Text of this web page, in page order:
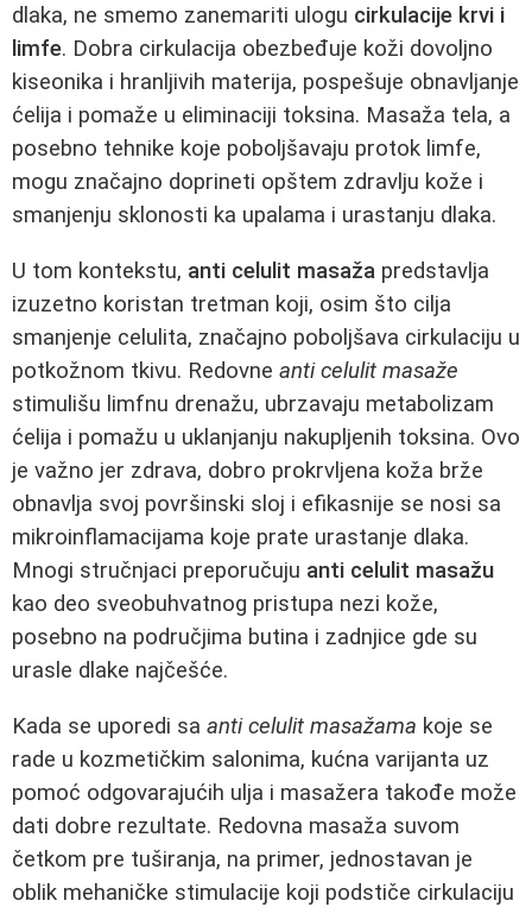
dlaka, ne smemo zanemariti ulogu cirkulacije krvi i
limfe. Dobra cirkulacija obezbeđuje koži dovoljno
kiseonika i hranljivih materija, pospešuje obnavljanje
ćelija i pomaže u eliminaciji toksina. Masaža tela, a
posebno tehnike koje poboljšavaju protok limfe,
mogu značajno doprineti opštem zdravlju kože i
smanjenju sklonosti ka upalama i urastanju dlaka.
U tom kontekstu, anti celulit masaža predstavlja
izuzetno koristan tretman koji, osim što cilja
smanjenje celulita, značajno poboljšava cirkulaciju u
potkožnom tkivu. Redovne anti celulit masaže
stimulišu limfnu drenažu, ubrzavaju metabolizam
ćelija i pomažu u uklanjanju nakupljenih toksina. Ovo
je važno jer zdrava, dobro prokrvljena koža brže
obnavlja svoj površinski sloj i efikasnije se nosi sa
mikroinflamacijama koje prate urastanje dlaka.
Mnogi stručnjaci preporučuju anti celulit masažu
kao deo sveobuhvatnog pristupa nezi kože,
posebno na područjima butina i zadnjice gde su
urasle dlake najčešće.
Kada se uporedi sa anti celulit masažama koje se
rade u kozmetičkim salonima, kućna varijanta uz
pomoć odgovarajućih ulja i masažera takođe može
dati dobre rezultate. Redovna masaža suvom
četkom pre tuširanja, na primer, jednostavan je
oblik mehaničke stimulacije koji podstiče cirkulaciju